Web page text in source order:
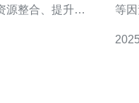
源整合、提升网
等
的